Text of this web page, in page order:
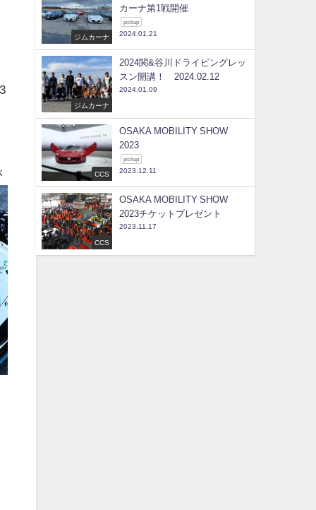
ジムカーナ
カーナ第1戦開催
pickup
2024.01.21
ジムカーナ
2024関&谷川ドライビングレッ
スン開講！ 2024.02.12
2024.01.09
CCS
OSAKA MOBILITY SHOW
2023
pickup
2023.12.11
CCS
OSAKA MOBILITY SHOW
2023チケットプレゼント
2023.11.17